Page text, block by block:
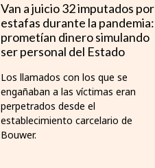
Van a juicio 32 imputados por
estafas durante la pandemia:
prometían dinero simulando
ser personal del Estado
Los llamados con los que se
engañaban a las víctimas eran
perpetrados desde el
establecimiento carcelario de
Bouwer.